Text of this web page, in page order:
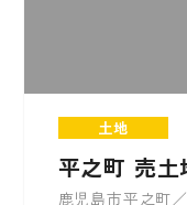
土地
平之町 売土
鹿児島市平之町